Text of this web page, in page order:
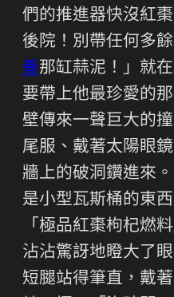
們的推進器快沒紅
後院！別帶任何多
養那缸蒜泥！」就
要帶上他最珍愛的
壁傳來一聲巨大的
尾服、戴著太陽眼
牆上的破洞鑽進來
是小型瓦斯桶的東
「極品紅棗枸杞燃
沾沾驚訝地瞪大了
短腿站得筆直，戴